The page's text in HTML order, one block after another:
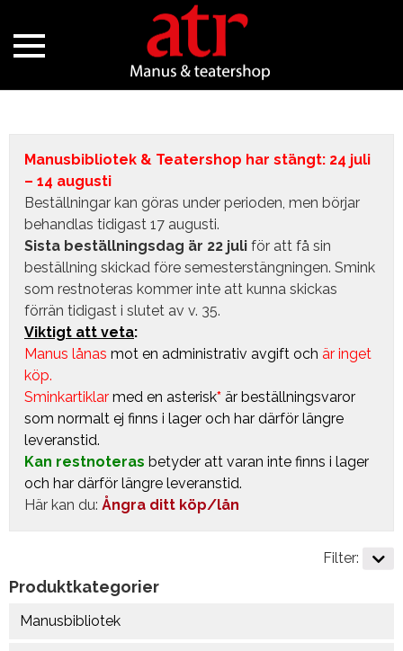
Manusbibliotek & Teatershop har stängt: 24 juli
– 14 augusti
Beställningar kan göras under perioden, men börjar
behandlas tidigast 17 augusti.
Sista beställningsdag är 22 juli för att få sin
beställning skickad före semesterstängningen. Smink
som restnoteras kommer inte att kunna skickas
förrän tidigast i slutet av v. 35.
Viktigt att veta:
Manus lånas mot en administrativ avgift och är inget
köp.
Sminkartiklar med en asterisk* är beställningsvaror
som normalt ej finns i lager och har därför längre
leveranstid.
Kan restnoteras betyder att varan inte finns i lager
och har därför längre leveranstid.
Här kan du: Ångra ditt köp/lån
Produktkategorier
Manusbibliotek
Filter: